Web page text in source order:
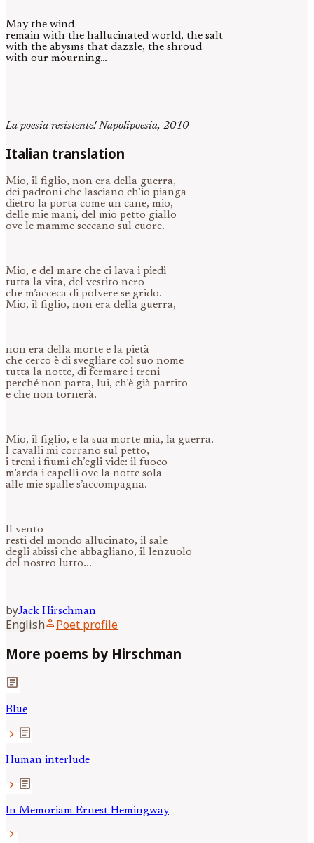
May the wind
remain with the hallucinated world, the salt
with the abysms that dazzle, the shroud
with our mourning…
La poesia resistente! Napolipoesia, 2010
Italian translation
Mio, il figlio, non era della guerra,
dei padroni che lasciano ch’io pianga
dietro la porta come un cane, mio,
delle mie mani, del mio petto giallo
ove le mamme seccano sul cuore.
Mio, e del mare che ci lava i piedi
tutta la vita, del vestito nero
che m’acceca di polvere se grido.
Mio, il figlio, non era della guerra,
non era della morte e la pietà
che cerco è di svegliare col suo nome
tutta la notte, di fermare i treni
perché non parta, lui, ch’è già partito
e che non tornerà.
Mio, il figlio, e la sua morte mia, la guerra.
I cavalli mi corrano sul petto,
i treni i fiumi ch’egli vide: il fuoco
m’arda i capelli ove la notte sola
alle mie spalle s’accompagna.
Il vento
resti del mondo allucinato, il sale
degli abissi che abbagliano, il lenzuolo
del nostro lutto...
byJack Hirschman
Englishperson Poet profile
More poems by Hirschman
article
Blue
chevron_right article
Human interlude
chevron_right article
In Memoriam Ernest Hemingway
chevron_right